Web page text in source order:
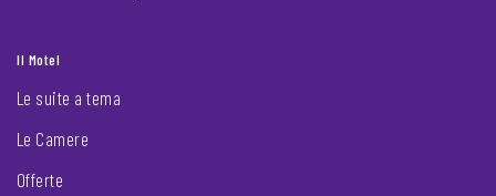
Il Motel
Le suite a tema
Le Camere
Offerte